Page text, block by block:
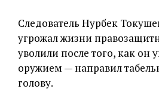
Следователь Нурбек
угрожал жизни
уволили после того, как он
оружием — направил
голову.